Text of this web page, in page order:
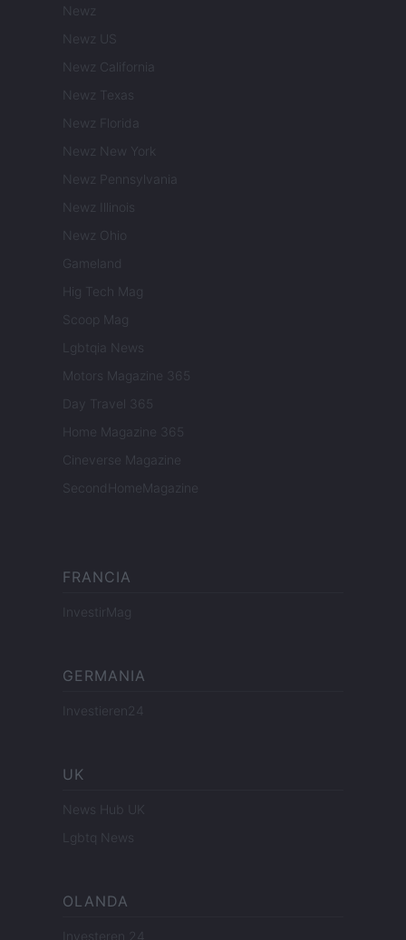
Newz
Newz US
Newz California
Newz Texas
Newz Florida
Newz New York
Newz Pennsylvania
Newz Illinois
Newz Ohio
Gameland
Hig Tech Mag
Scoop Mag
Lgbtqia News
Motors Magazine 365
Day Travel 365
Home Magazine 365
Cineverse Magazine
SecondHomeMagazine
FRANCIA
InvestirMag
GERMANIA
Investieren24
UK
News Hub UK
Lgbtq News
OLANDA
Investeren 24